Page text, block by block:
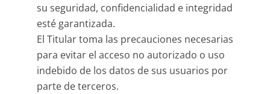
su seguridad, confidencialidad e integridad
esté garantizada.
El Titular toma las precauciones necesarias
para evitar el acceso no autorizado o uso
indebido de los datos de sus usuarios por
parte de terceros.